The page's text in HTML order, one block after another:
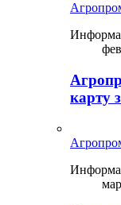
карту